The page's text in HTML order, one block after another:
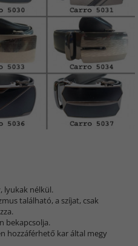
lyukak nélkül.
található, a szíjat, csak
bekapcsolja.
hozzáférhető kar által megy